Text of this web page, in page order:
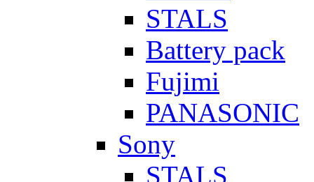
STALS
Battery pack
Fujimi
PANASONIC
Sony
STALS